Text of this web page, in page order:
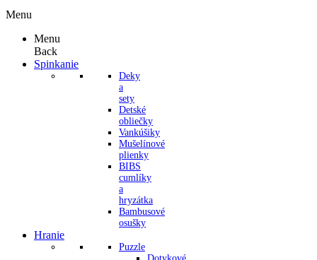
Menu
Menu
Back
Spinkanie
Deky
a
sety
Detské
obliečky
Vankúšiky
Mušelínové
plienky
BIBS
cumlíky
a
hryzátka
Bambusové
osušky
Hranie
Puzzle